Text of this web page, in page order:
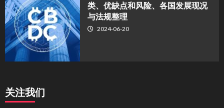
类、优缺点和风险、各国发展现况
与法规整理
2024-06-20
关注我们